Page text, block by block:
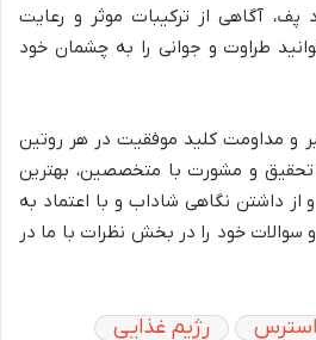
پف، آگاهی از ترکیبات موثر و رعایت
طراوت و جوانی را به چشمان خود
و مداومت کلید موفقیت در هر روتین
و مشورت با متخصصین، بهترین
از داشتن نگاهی شاداب و با اعتماد به
خود را در بخش نظرات با ما در
استرس رژیم غذایی